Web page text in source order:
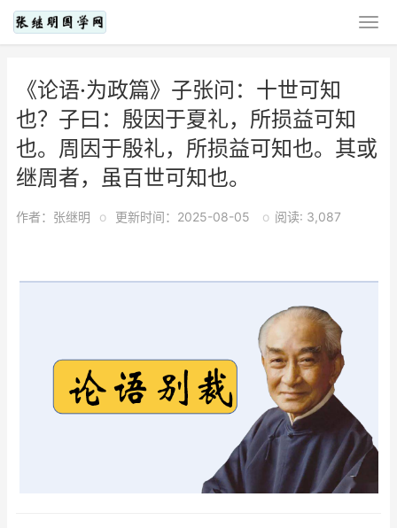
《论语·为政篇》子张问：十世可知
也？子曰：殷因于夏礼，所损益可知
也。周因于殷礼，所损益可知也。其或
继周者，虽百世可知也。
作者：张继明 o 更新时间：2025-08-05 o 阅读: 3,087